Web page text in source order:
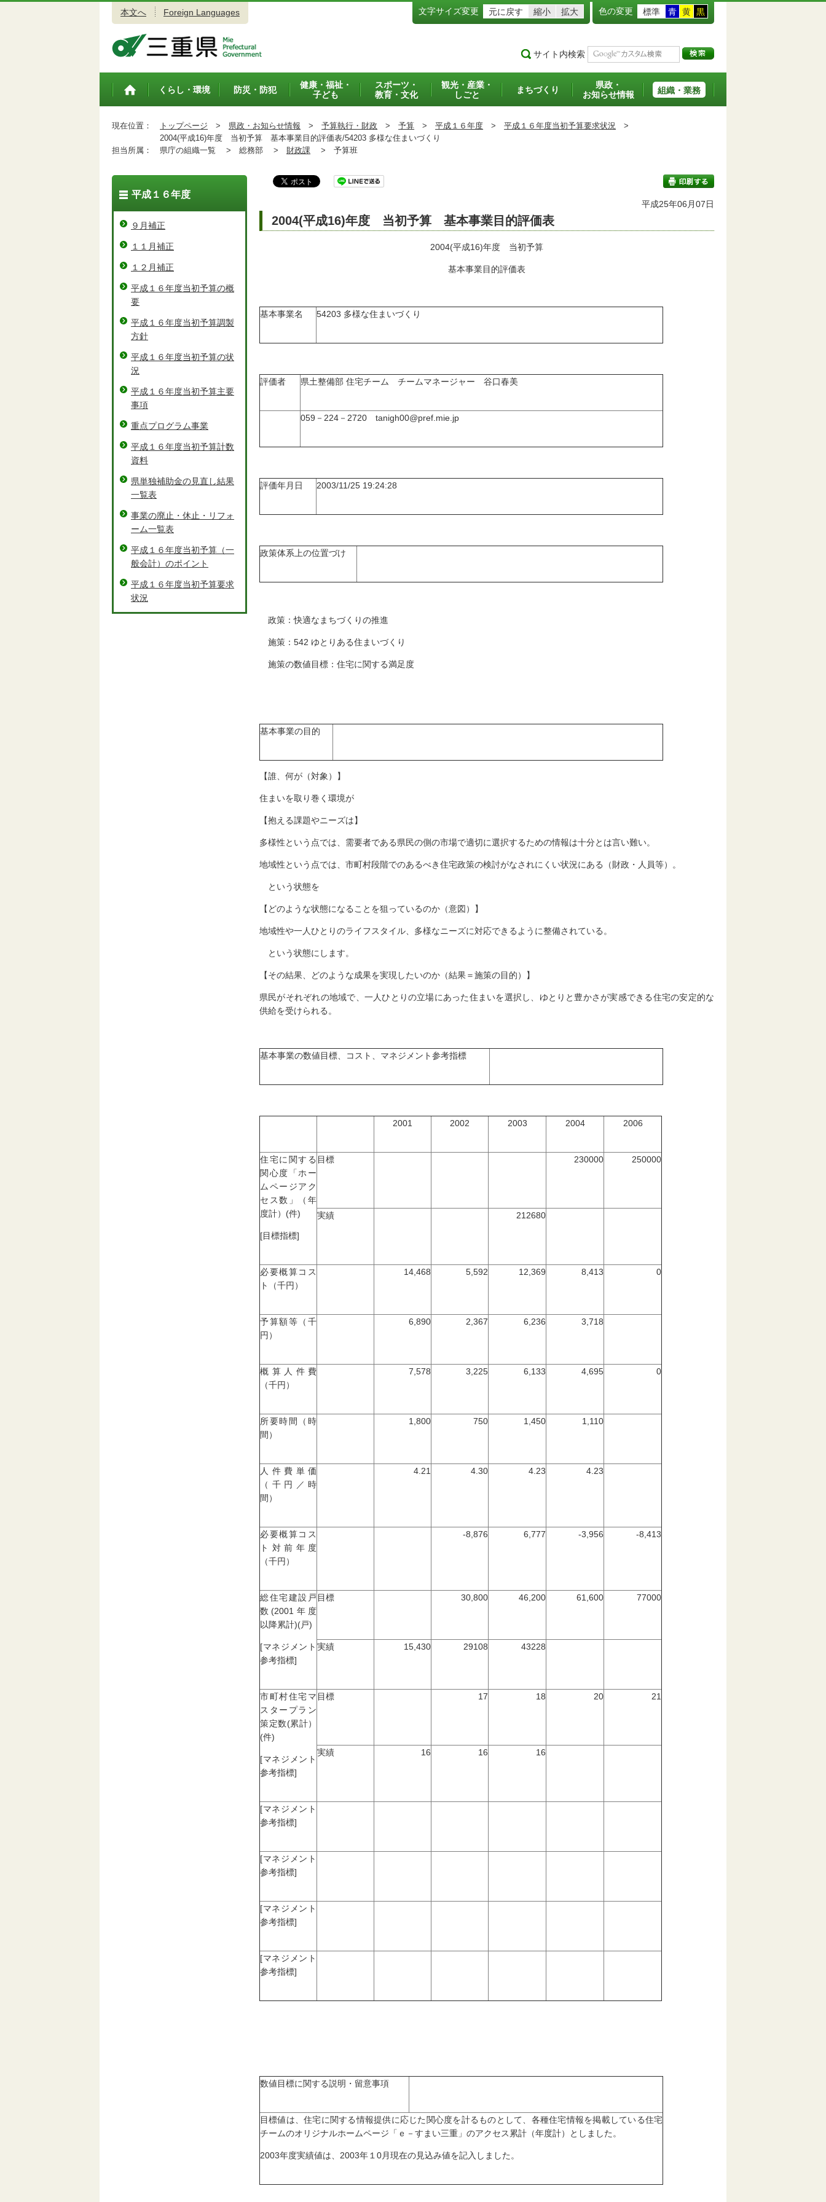
本文へ Foreign Languages 文字サイズ変更 元に戻す 縮小 拡大 色の変更 標準 青 黄 黒
サイト内検索
トップペ
くらし・環境 防災・防犯
健康・福祉・
子ども
スポーツ・
教育・文化
観光・産業・
しごと
まちづくり
県政・
お知らせ情報
組織・業務
現在位置： トップページ > 県政・お知らせ情報 > 予算執行・財政 > 予算 > 平成１６年度 > 平成１６年度当初予算要求状況 >
2004(平成16)年度 当初予算 基本事業目的評価表/54203 多様な住まいづくり
担当所属：
県庁の組織一覧 > 総務部 > 財政課 > 予算班
印刷する
平成25年06月07日
2004(平成16)年度 当初予算 基本事業目的評価表
2004(平成16)年度 当初予算
基本事業目的評価表
基本事業名 54203 多様な住まいづくり
評価者 県土整備部 住宅チーム チームマネージャー 谷口春美
059－224－2720 tanigh00@pref.mie.jp
評価年月日 2003/11/25 19:24:28
政策体系上の位置づけ
政策：快適なまちづくりの推進
施策：542 ゆとりある住まいづくり
施策の数値目標：住宅に関する満足度
基本事業の目的
【誰、何が（対象）】
住まいを取り巻く環境が
【抱える課題やニーズは】
多様性という点では、需要者である県民の側の市場で適切に選択するための情報は十分とは言い難い。
地域性という点では、市町村段階でのあるべき住宅政策の検討がなされにくい状況にある（財政・人員等）。
という状態を
【どのような状態になることを狙っているのか（意図）】
地域性や一人ひとりのライフスタイル、多様なニーズに対応できるように整備されている。
という状態にします。
【その結果、どのような成果を実現したいのか（結果＝施策の目的）】
県民がそれぞれの地域で、一人ひとりの立場にあった住まいを選択し、ゆとりと豊かさが実感できる住宅の安定的な
供給を受けられる。
基本事業の数値目標、コスト、マネジメント参考指標
2001 2002 2003 2004 2006
住宅に関する
関心度「ホー
ムページアク
セス数」（年
度計）(件)
[目標指標]
目標 230000 250000
実績 212680
必要概算コス
ト（千円）
14,468 5,592 12,369 8,413 0
予算額等（千
円）
6,890 2,367 6,236 3,718
概算人件費
（千円）
7,578 3,225 6,133 4,695 0
所要時間（時
間）
1,800 750 1,450 1,110
人件費単価
（千円／時
間）
4.21 4.30 4.23 4.23
必要概算コス
ト対前年度
（千円）
-8,876 6,777 -3,956 -8,413
総住宅建設戸
数(2001年度
以降累計)(戸)
[マネジメント
参考指標]
目標 30,800 46,200 61,600 77000
実績 15,430 29108 43228
市町村住宅マ
スタープラン
策定数(累計）
(件)
[マネジメント
参考指標]
目標 17 18 20 21
実績 16 16 16
[マネジメント
参考指標]
[マネジメント
参考指標]
[マネジメント
参考指標]
[マネジメント
参考指標]
数値目標に関する説明・留意事項
目標値は、住宅に関する情報提供に応じた関心度を計るものとして、各種住宅情報を掲載している住宅
チームのオリジナルホームページ「ｅ－すまい三重」のアクセス累計（年度計）としました。
2003年度実績値は、2003年１0月現在の見込み値を記入しました。
平成１６年度
９月補正
１１月補正
１２月補正
平成１６年度当初予算の概
要
平成１６年度当初予算調製
方針
平成１６年度当初予算の状
況
平成１６年度当初予算主要
事項
重点プログラム事業
平成１６年度当初予算計数
資料
県単独補助金の見直し結果
一覧表
事業の廃止・休止・リフォ
ーム一覧表
平成１６年度当初予算（一
般会計）のポイント
平成１６年度当初予算要求
状況